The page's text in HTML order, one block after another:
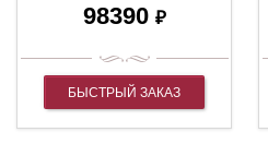
98390 ₽
БЫСТРЫЙ ЗАКАЗ